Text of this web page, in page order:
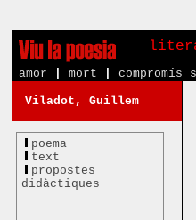
amor mort compromís
Viladot, Guillem
poema
text
propostes
didàctiques